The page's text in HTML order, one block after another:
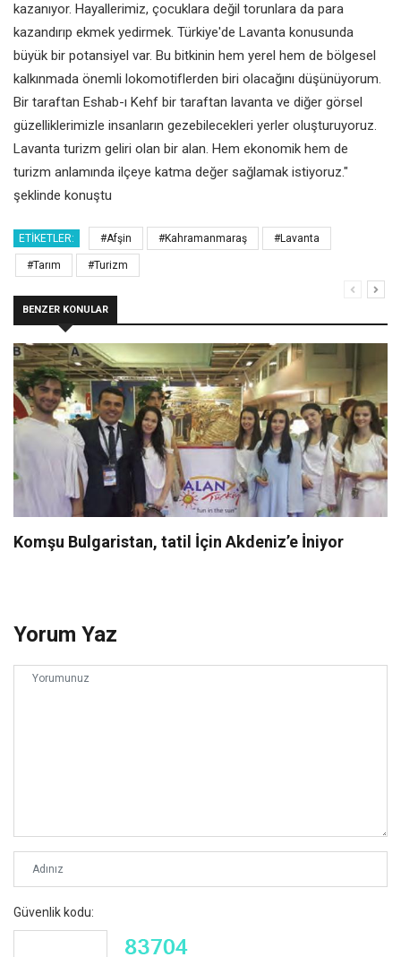
kazanıyor. Hayallerimiz, çocuklara değil torunlara da para
kazandırıp ekmek yedirmek. Türkiye'de Lavanta konusunda
büyük bir potansiyel var. Bu bitkinin hem yerel hem de bölgesel
kalkınmada önemli lokomotiflerden biri olacağını düşünüyorum.
Bir taraftan Eshab-ı Kehf bir taraftan lavanta ve diğer görsel
güzelliklerimizle insanların gezebilecekleri yerler oluşturuyoruz.
Lavanta turizm geliri olan bir alan. Hem ekonomik hem de
turizm anlamında ilçeye katma değer sağlamak istiyoruz."
şeklinde konuştu
ETIKETLER: #Afşin #Kahramanmaraş #Lavanta
#Tarım #Turizm
BENZER KONULAR
Komşu Bulgaristan, tatil İçin Akdeniz’e İniyor
Yorum Yaz
Güvenlik kodu: